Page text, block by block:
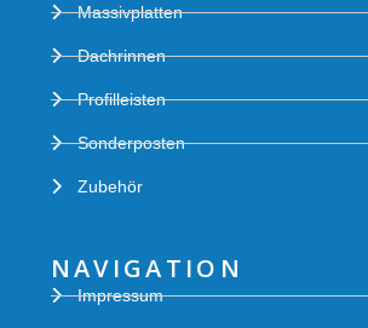
Massivplatten
Dachrinnen
Profilleisten
Sonderposten
Zubehör
NAVIGATION
Impressum